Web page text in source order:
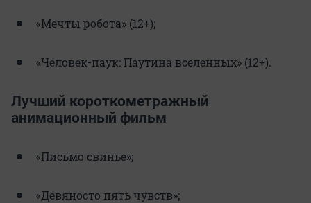
«Мечты робота» (12+);
«Человек-паук: Паутина вселенных» (12+).
Лучший короткометражный
анимационный фильм
«Письмо свинье»;
«Девяносто пять чувств»;